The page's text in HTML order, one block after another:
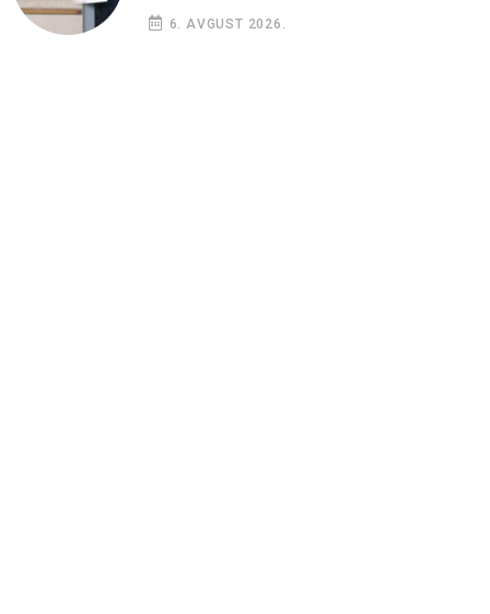
6. AVGUST 2026.